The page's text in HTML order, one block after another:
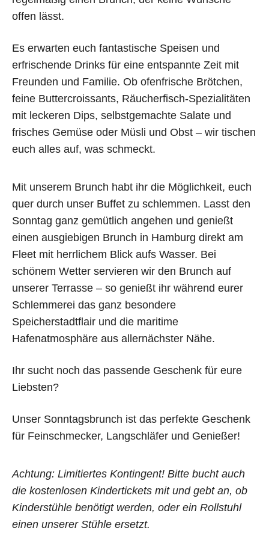
BRUNCH
offen lässt.
Es erwarten euch fantastische Speisen und
erfrischende Drinks für eine entspannte Zeit mit
Freunden und Familie. Ob ofenfrische Brötchen,
feine Buttercroissants, Räucherfisch-Spezialitäten
mit leckeren Dips, selbstgemachte Salate und
frisches Gemüse oder Müsli und Obst – wir tischen
euch alles auf, was schmeckt.
Mit unserem Brunch habt ihr die Möglichkeit, euch
quer durch unser Buffet zu schlemmen. Lasst den
Sonntag ganz gemütlich angehen und genießt
einen ausgiebigen Brunch in Hamburg direkt am
Fleet mit herrlichem Blick aufs Wasser. Bei
schönem Wetter servieren wir den Brunch auf
unserer Terrasse – so genießt ihr während eurer
Schlemmerei das ganz besondere
Speicherstadtflair und die maritime
Hafenatmosphäre aus allernächster Nähe.
Ihr sucht noch das passende Geschenk für eure
Liebsten?
Unser Sonntagsbrunch ist das perfekte Geschenk
für Feinschmecker, Langschläfer und Genießer!
Achtung: Limitiertes Kontingent! Bitte bucht auch
die kostenlosen Kindertickets mit und gebt an, ob
Kinderstühle benötigt werden, oder ein Rollstuhl
einen unserer Stühle ersetzt.